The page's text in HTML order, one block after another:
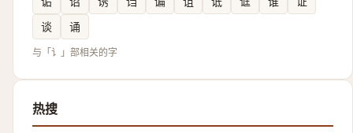
谈
诵
与「讠」部相关的字
热搜